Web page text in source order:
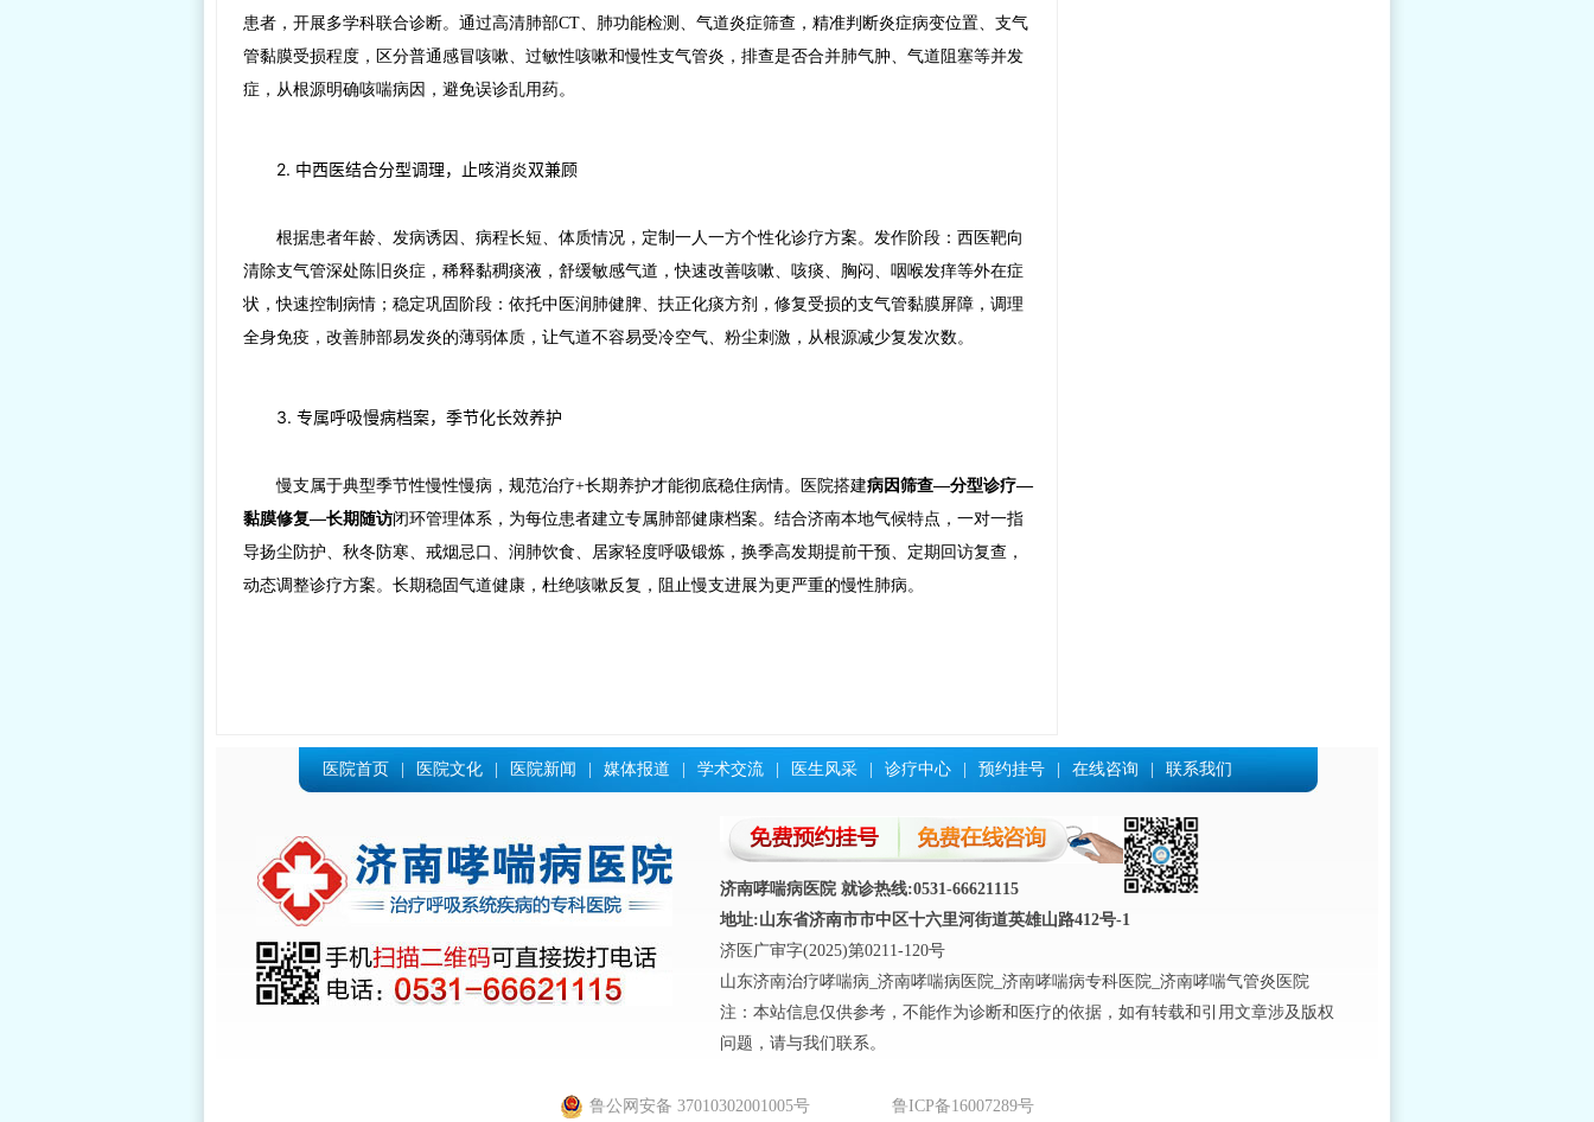
患者，开展多学科联合诊断。通过高清肺部CT、肺功能检测、气道炎症筛查，精准判断炎症病变位置、支气
管黏膜受损程度，区分普通感冒咳嗽、过敏性咳嗽和慢性支气管炎，排查是否合并肺气肿、气道阻塞等并发
症，从根源明确咳喘病因，避免误诊乱用药。
2. 中西医结合分型调理，止咳消炎双兼顾
根据患者年龄、发病诱因、病程长短、体质情况，定制一人一方个性化诊疗方案。发作阶段：西医靶向
清除支气管深处陈旧炎症，稀释黏稠痰液，舒缓敏感气道，快速改善咳嗽、咳痰、胸闷、咽喉发痒等外在症
状，快速控制病情；稳定巩固阶段：依托中医润肺健脾、扶正化痰方剂，修复受损的支气管黏膜屏障，调理
全身免疫，改善肺部易发炎的薄弱体质，让气道不容易受冷空气、粉尘刺激，从根源减少复发次数。
3. 专属呼吸慢病档案，季节化长效养护
慢支属于典型季节性慢性慢病，规范治疗+长期养护才能彻底稳住病情。医院搭建病因筛查—分型诊疗—
黏膜修复—长期随访闭环管理体系，为每位患者建立专属肺部健康档案。结合济南本地气候特点，一对一指
导扬尘防护、秋冬防寒、戒烟忌口、润肺饮食、居家轻度呼吸锻炼，换季高发期提前干预、定期回访复查，
动态调整诊疗方案。长期稳固气道健康，杜绝咳嗽反复，阻止慢支进展为更严重的慢性肺病。
医院首页 医院文化 医院新闻 媒体报道 学术交流 医生风采 诊疗中心 预约挂号 在线咨询 联系我们
济南哮喘病医院 就诊热线:0531-66621115
地址:山东省济南市市中区十六里河街道英雄山路412号-1
济医广审字(2025)第0211-120号
山东济南治疗哮喘病_济南哮喘病医院_济南哮喘病专科医院_济南哮喘气管炎医院
注：本站信息仅供参考，不能作为诊断和医疗的依据，如有转载和引用文章涉及版权
问题，请与我们联系。
鲁公网安备 37010302001005号 鲁ICP备16007289号